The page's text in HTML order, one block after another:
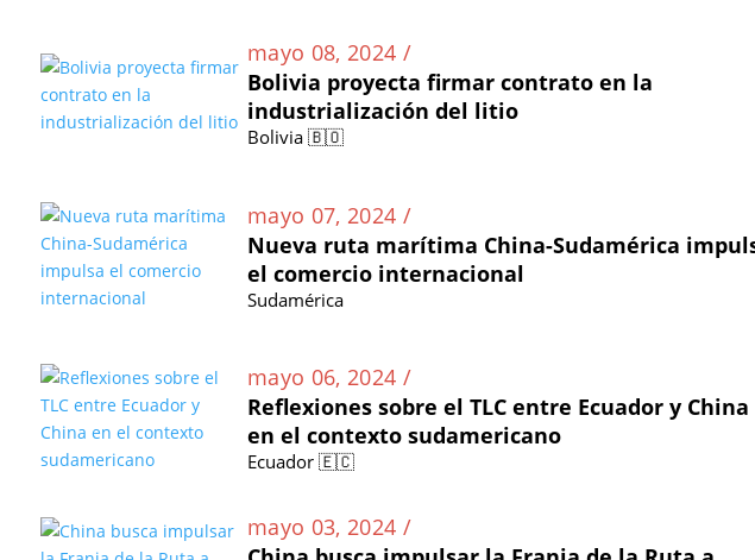
mayo 08, 2024 /
Bolivia proyecta firmar contrato en la
industrialización del litio
Bolivia 🇧🇴
mayo 07, 2024 /
Nueva ruta marítima China-Sudamérica
el comercio internacional
Sudamérica
mayo 06, 2024 /
Reflexiones sobre el TLC entre Ecuador y China
en el contexto sudamericano
Ecuador 🇪🇨
mayo 03, 2024 /